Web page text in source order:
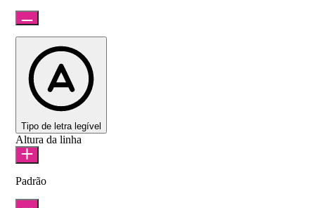
Tipo de letra legível
Altura da linha
Padrão